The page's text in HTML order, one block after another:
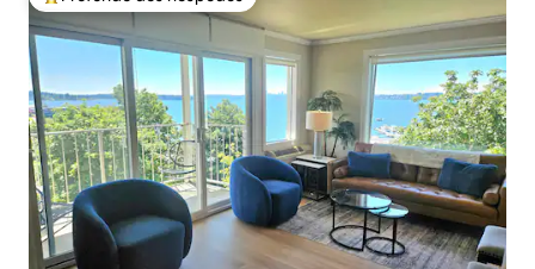
Entre os melhores preferidos dos hóspedes